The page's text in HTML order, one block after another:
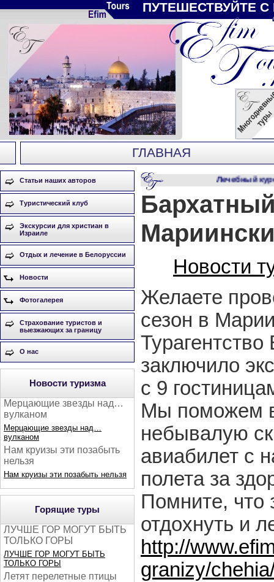
ПУТЕШЕСТВУЙТЕ
ГЛАВНАЯ
Статьи наших авторов
Туристический клуб
Экскурсии для христиан в
Израиле
Отдых и лечение в Белоруссии
Новости
Фотогалерея
Страхование туристов и
выезжающих за границу
О нас
Новости туризма
Мерцающие звезды над…
вулканом
Мерцающие звезды над…
вулканом
Нам круизы эти позабыть
нельзя
Нам круизы эти позабыть нельзя
Горящие туры
ЛУЧШЕ ГОР МОГУТ БЫТЬ
ТОЛЬКО ГОРЫ
ЛУЧШЕ ГОР МОГУТ БЫТЬ
ТОЛЬКО ГОРЫ
Летят перелетные птицы
Лечебный
Новости
Желаете
сезон в
заключило
с 9
Мы поможем
небывалую
авиабилет с
полета за
Помните, что
отдохнуть и
http://
granizy/